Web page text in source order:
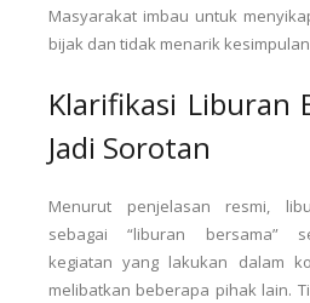
Masyarakat imbau untuk
bijak dan tidak menarik
Klarifikasi Liburan
Jadi Sorotan
Menurut penjelasan resmi,
sebagai “liburan bersama”
kegiatan yang lakukan dalam
melibatkan beberapa pihak lain.